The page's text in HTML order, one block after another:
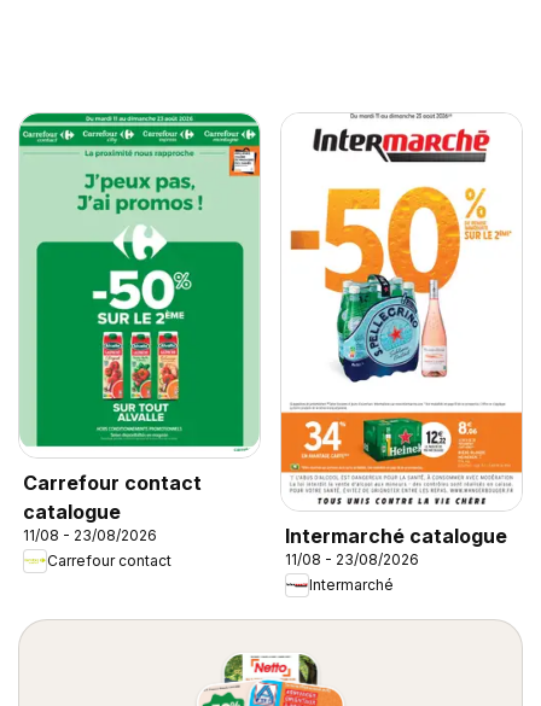
Carrefour contact
catalogue
11/08 - 23/08/2026
Carrefour contact
Intermarché catalogue
11/08 - 23/08/2026
Intermarché